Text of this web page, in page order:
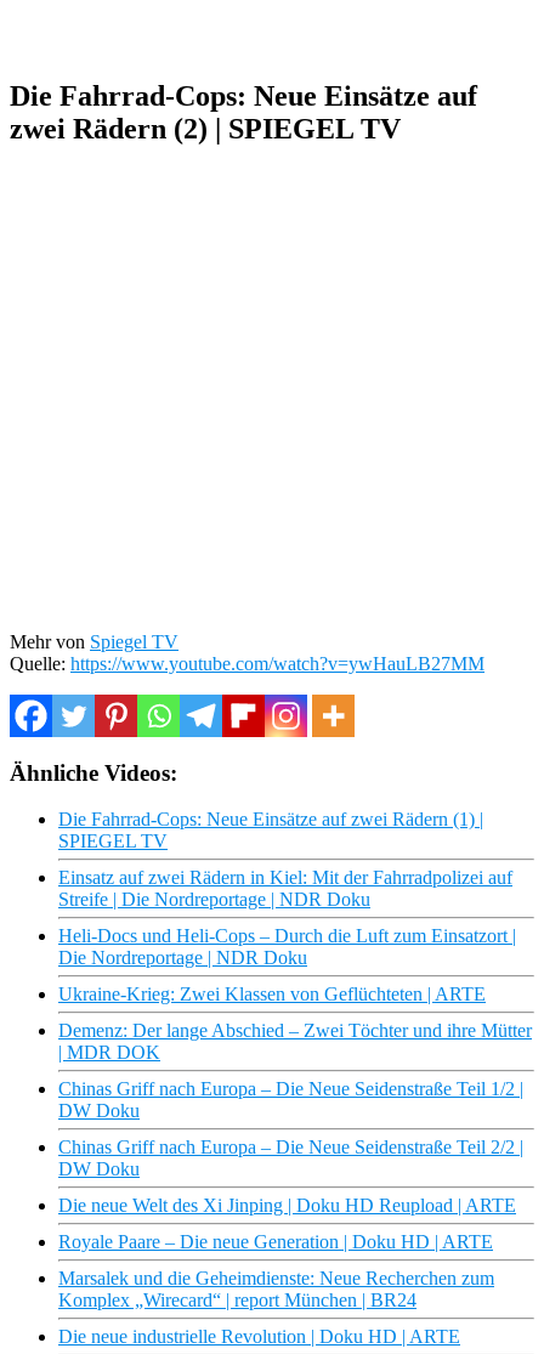
Die Fahrrad-Cops: Neue Einsätze auf
zwei Rädern (2) | SPIEGEL TV
Mehr von Spiegel TV
Quelle: https://www.youtube.com/watch?v=ywHauLB27MM
Ähnliche Videos:
Die Fahrrad-Cops: Neue Einsätze auf zwei Rädern (1) |
SPIEGEL TV
Einsatz auf zwei Rädern in Kiel: Mit der Fahrradpolizei auf
Streife | Die Nordreportage | NDR Doku
Heli-Docs und Heli-Cops – Durch die Luft zum Einsatzort |
Die Nordreportage | NDR Doku
Ukraine-Krieg: Zwei Klassen von Geflüchteten | ARTE
Demenz: Der lange Abschied – Zwei Töchter und ihre Mütter
| MDR DOK
Chinas Griff nach Europa – Die Neue Seidenstraße Teil 1/2 |
DW Doku
Chinas Griff nach Europa – Die Neue Seidenstraße Teil 2/2 |
DW Doku
Die neue Welt des Xi Jinping | Doku HD Reupload | ARTE
Royale Paare – Die neue Generation | Doku HD | ARTE
Marsalek und die Geheimdienste: Neue Recherchen zum
Komplex „Wirecard“ | report München | BR24
Die neue industrielle Revolution | Doku HD | ARTE